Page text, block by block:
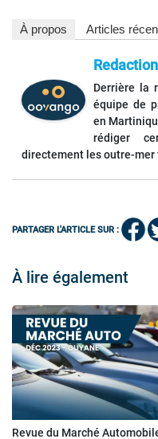
À propos Articles
Redaction
Derrière la
équipe de
en
rédiger
directement les outre-mer
PARTAGER L'ARTICLE SUR :
À lire également
Revue du Marché